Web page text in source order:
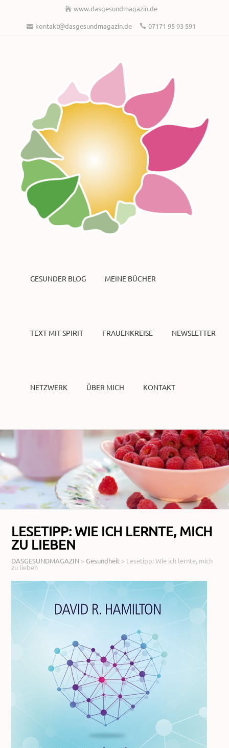
www.dasgesundmagazin.de
kontakt@dasgesundmagazin.de
07171 95 93 591
GESUNDER BLOG MEINE BÜCHER
TEXT MIT SPIRIT FRAUENKREISE NEWSLETTER
NETZWERK ÜBER MICH KONTAKT
LESETIPP: WIE ICH LERNTE, MICH
ZU LIEBEN
DASGESUNDMAGAZIN >Gesundheit > Lesetipp: Wie ich lernte, mich
zu lieben